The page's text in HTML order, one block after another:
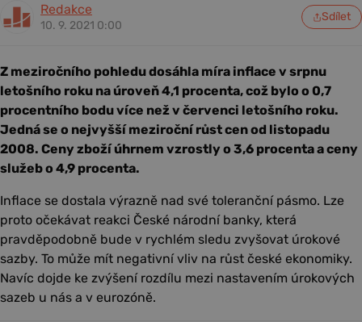
Redakce
10. 9. 2021 0:00
Sdílet
Z meziročního pohledu dosáhla míra inflace v srpnu
letošního roku na úroveň 4,1 procenta, což bylo o 0,7
procentního bodu více než v červenci letošního roku.
Jedná se o nejvyšší meziroční růst cen od listopadu
2008. Ceny zboží úhrnem vzrostly o 3,6 procenta a ceny
služeb o 4,9 procenta.
Inflace se dostala výrazně nad své toleranční pásmo. Lze
proto očekávat reakci České národní banky, která
pravděpodobně bude v rychlém sledu zvyšovat úrokové
sazby. To může mít negativní vliv na růst české ekonomiky.
Navíc dojde ke zvýšení rozdílu mezi nastavením úrokových
sazeb u nás a v eurozóně.